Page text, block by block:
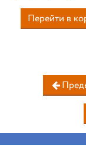
Перейти в